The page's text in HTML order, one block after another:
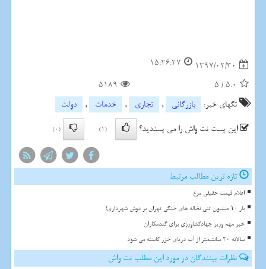
1397/02/30
15:26:27
5.0
/
5
5189
تگهای خبر:
بازرگانی , تجاری , خدمات ,
دولت
این پست نت واش را می پسندید؟
(1)
(0)
تازه ترین مطالب مرتبط
اعلام قیمت حقیقی مرغ
بار ۱۰ میلیون تنی نخاله های جنگی تهران بر دوش شهرداری!
خبر مهم وزیر جهادکشاورزی برای گندمکاران
سالانه 20 سانتیمتر از آب دریای خزر کاسته می شود
نظرات بینندگان در مورد این مطلب نت واش